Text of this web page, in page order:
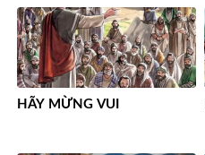
HÃY MỪNG VUI